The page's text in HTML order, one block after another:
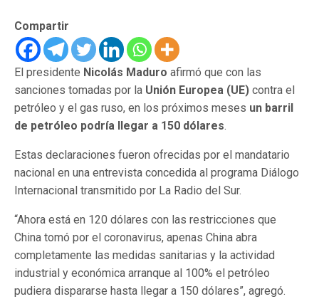
Compartir
El presidente Nicolás Maduro afirmó que con las
sanciones tomadas por la Unión Europea (UE) contra el
petróleo y el gas ruso, en los próximos meses un barril
de petróleo podría llegar a 150 dólares.
Estas declaraciones fueron ofrecidas por el mandatario
nacional en una entrevista concedida al programa Diálogo
Internacional transmitido por La Radio del Sur.
“Ahora está en 120 dólares con las restricciones que
China tomó por el coronavirus, apenas China abra
completamente las medidas sanitarias y la actividad
industrial y económica arranque al 100% el petróleo
pudiera dispararse hasta llegar a 150 dólares”, agregó.